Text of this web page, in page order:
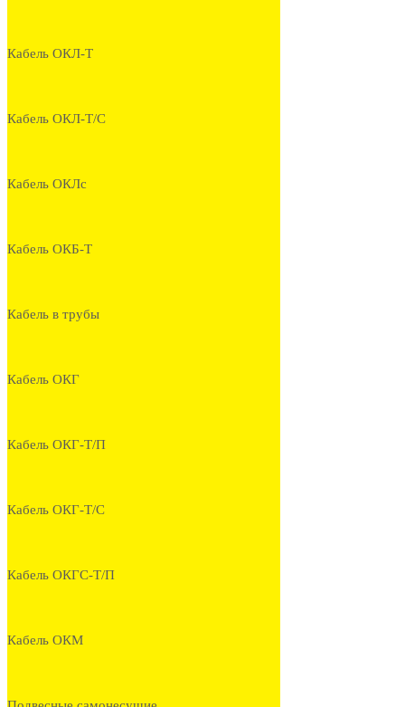
Кабель ОКЛ-Т
Кабель ОКЛ-Т/С
Кабель ОКЛс
Кабель ОКБ-Т
Кабель в трубы
Кабель ОКГ
Кабель ОКГ-Т/П
Кабель ОКГ-Т/С
Кабель ОКГС-Т/П
Кабель ОКМ